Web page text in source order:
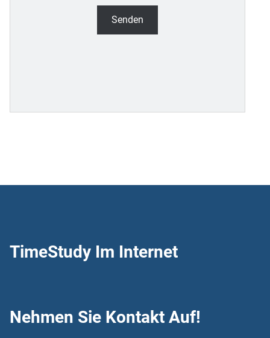
TimeStudy Im Internet
Nehmen Sie Kontakt Auf!